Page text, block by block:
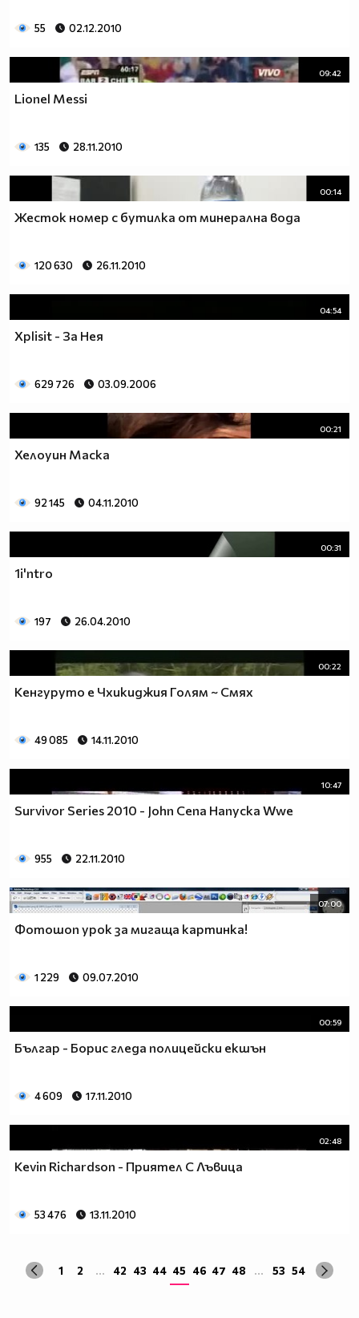
55 02.12.2010
09:42
Lionel Messi
135 28.11.2010
00:14
Жесток номер с бутилка от минерална вода
120 630 26.11.2010
04:54
Xplisit - За Нея
629 726 03.09.2006
00:21
Хелоуин Маска
92 145 04.11.2010
00:31
1i'ntro
197 26.04.2010
00:22
Кенгуруто е Чхикиджия Голям ~ Смях
49 085 14.11.2010
10:47
Survivor Series 2010 - John Cena Напуска Wwe
955 22.11.2010
07:00
Фотошоп урок за мигаща картинка!
1 229 09.07.2010
00:59
Българ - Борис гледа полицейски екшън
4 609 17.11.2010
02:48
Kevin Richardson - Приятел С Лъвица
53 476 13.11.2010
1 2 ... 42 43 44 45 46 47 48 ... 53 54